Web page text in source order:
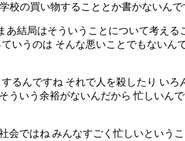
校の買い物することとか書かないん
結局はそういうことについて考える
いうのは そんな悪いことでもないん
るんですね それで人を殺したり いろ
ういう余裕がないんだから 忙しいん
会ではね みんなすごく忙しいという